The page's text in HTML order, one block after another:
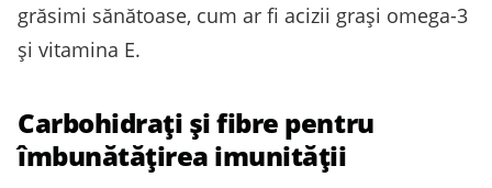
grăsimi sănătoase, cum ar fi acizii grași omega-3
și vitamina E.
Carbohidrați și fibre pentru
îmbunătățirea imunității